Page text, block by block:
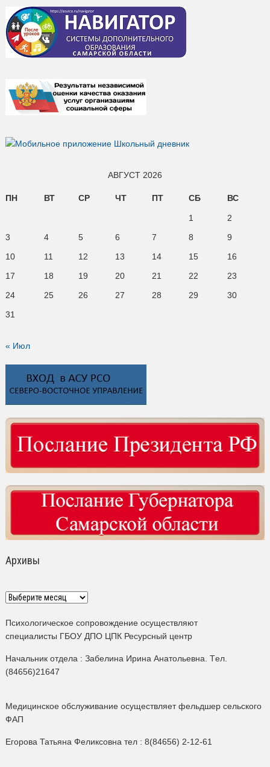
АВГУСТ 2026
ПН ВТ СР ЧТ ПТ СБ ВС
1
2
3
4 5 6 7 8
9
10
11 12 13 14 15
16
17
18 19 20 21 22
23
24
25 26 27 28 29
30
31
« Июл
Архивы
Архивы
Психологическое сопровождение осуществляют
специалисты ГБОУ ДПО ЦПК Ресурсный центр
Начальник отдела : Забелина Ирина Анатольевна. Tел.
(84656)21647
Медицинское обслуживание осуществляет фельдшер сельского
ФАП
Егорова Татьяна Феликсовна тел : 8(84656) 2-12-61